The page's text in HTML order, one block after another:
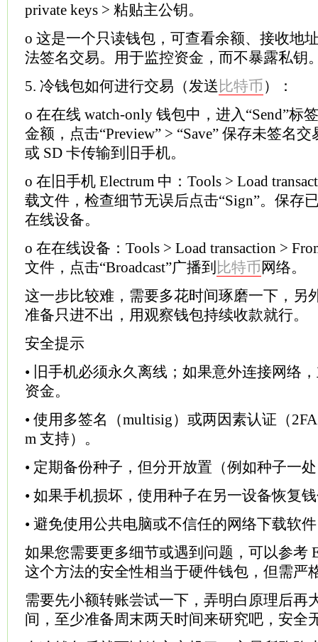
private keys > 粘贴主公钥。
o 这是一个只读钱包，可查看余额、接收地
法签名交易。用于监控资金，而不暴露私钥
5. 冷钱包如何进行交易（发送 比特币 ）：
o 在在线 watch-only 钱包中，进入“Send”标
金额，点击“Preview” > “Save” 保存未签名
或 SD 卡传输到旧手机。
o 在旧手机 Electrum 中：Tools > Load
载文件，检查细节无误后点击“Sign”。保存
在线设备。
o 在在线设备：Tools > Load transaction >
文件，点击“Broadcast”广播到 比特币 网络。
这一步比较难，需要多花时间琢磨一下，另
准备只进不出，用观察钱包持续收款就行。
安全提示
• 旧手机必须永久离线；如果意外连接网络
资金。
• 使用多签名（multisig）或两因素认证（
m 支持）。
• 定期备份种子，但分开放置（例如种子一
• 如果手机损坏，使用种子在另一设备恢复
• 避免使用公共电脑或不信任的网络下载软
如果您需要更多细节或遇到问题，可以参考
这个方法的安全性相当于硬件钱包，但需严
需要先小额转账尝试一下，弄明白原理后再
间，至少准备周末两天时间来研究吧，安全